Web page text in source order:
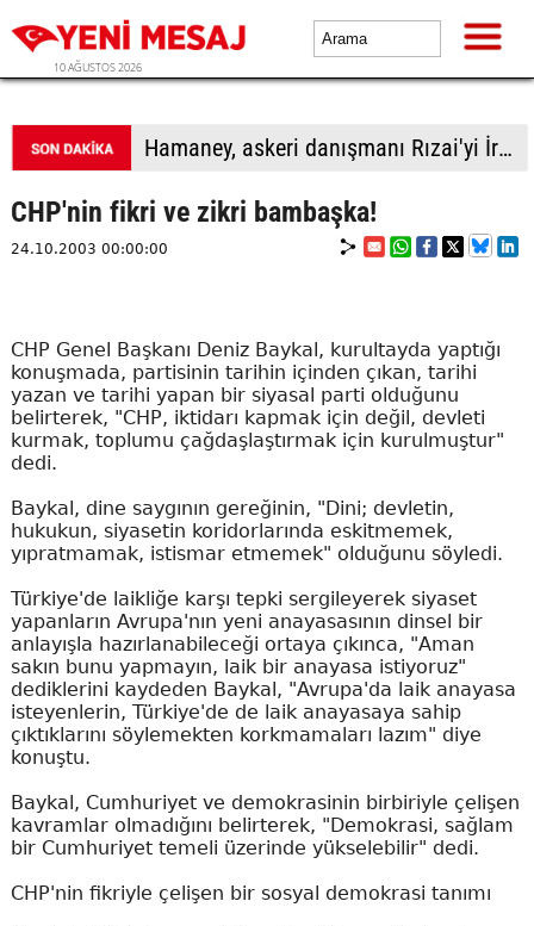
10 AĞUSTOS 2026
Trump: İran ile temasları fazla büyütmeden yürütüyoruz
CHP'nin fikri ve zikri bambaşka!
24.10.2003 00:00:00
CHP Genel Başkanı Deniz Baykal, kurultayda yaptığı
konuşmada, partisinin tarihin içinden çıkan, tarihi
yazan ve tarihi yapan bir siyasal parti olduğunu
belirterek, "CHP, iktidarı kapmak için değil, devleti
kurmak, toplumu çağdaşlaştırmak için kurulmuştur"
dedi.
Baykal, dine saygının gereğinin, "Dini; devletin,
hukukun, siyasetin koridorlarında eskitmemek,
yıpratmamak, istismar etmemek" olduğunu söyledi.
Türkiye'de laikliğe karşı tepki sergileyerek siyaset
yapanların Avrupa'nın yeni anayasasının dinsel bir
anlayışla hazırlanabileceği ortaya çıkınca, "Aman
sakın bunu yapmayın, laik bir anayasa istiyoruz"
dediklerini kaydeden Baykal, "Avrupa'da laik anayasa
isteyenlerin, Türkiye'de de laik anayasaya sahip
çıktıklarını söylemekten korkmamaları lazım" diye
konuştu.
Baykal, Cumhuriyet ve demokrasinin birbiriyle çelişen
kavramlar olmadığını belirterek, "Demokrasi, sağlam
bir Cumhuriyet temeli üzerinde yükselebilir" dedi.
CHP'nin fikriyle çelişen bir sosyal demokrasi tanımı